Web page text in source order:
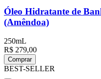
Óleo Hidratante de
(Amêndoa)
250mL
R$ 279,00
Comprar
BEST-SELLER